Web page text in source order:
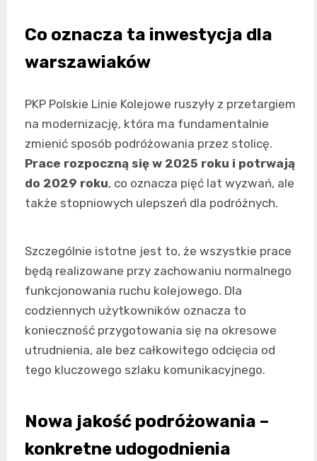
Co oznacza ta inwestycja dla
warszawiaków
PKP Polskie Linie Kolejowe ruszyły z przetargiem
na modernizację, która ma fundamentalnie
zmienić sposób podróżowania przez stolicę.
Prace rozpoczną się w 2025 roku i potrwają
do 2029 roku, co oznacza pięć lat wyzwań, ale
także stopniowych ulepszeń dla podróżnych.
Szczególnie istotne jest to, że wszystkie prace
będą realizowane przy zachowaniu normalnego
funkcjonowania ruchu kolejowego. Dla
codziennych użytkowników oznacza to
konieczność przygotowania się na okresowe
utrudnienia, ale bez całkowitego odcięcia od
tego kluczowego szlaku komunikacyjnego.
Nowa jakość podróżowania –
konkretne udogodnienia